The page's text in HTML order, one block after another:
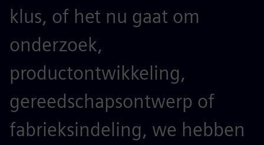
klus, of het nu gaat om
onderzoek,
productontwikkeling,
gereedschapsontwerp of
fabrieksindeling, we hebben